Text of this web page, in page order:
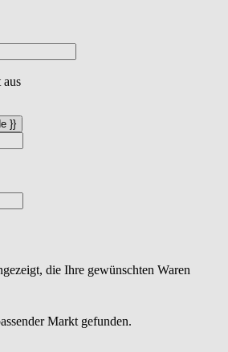
}}
die Ihre gewünschten Waren
Markt gefunden.